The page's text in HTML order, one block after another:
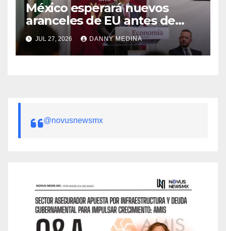
México esperará nuevos
aranceles de EU antes de
volver a negociar el T-MEC:
Ebrard
JUL 27, 2026 DANNY MEDINA
@novusnewsmx